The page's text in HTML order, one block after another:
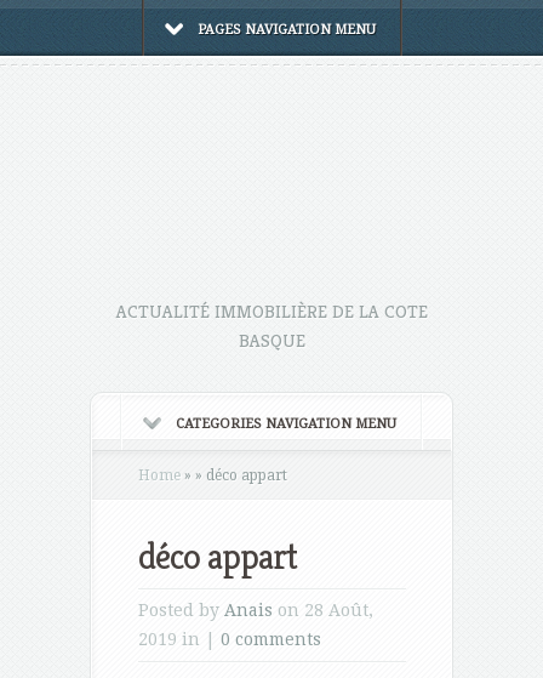
PAGES NAVIGATION MENU
ACTUALITÉ IMMOBILIÈRE DE LA COTE
BASQUE
CATEGORIES NAVIGATION MENU
Home » » déco appart
déco appart
Posted by Anais on 28 Août,
2019 in | 0 comments